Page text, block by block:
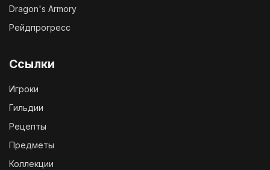
Dragon's Armory
Рейдпрогресс
Ссылки
Игроки
Гильдии
Рецепты
Предметы
Коллекции